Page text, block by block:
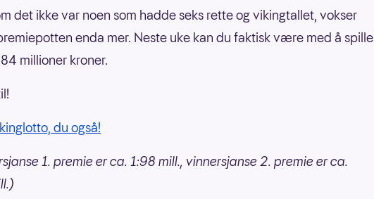
det ikke var noen som hadde seks rette og vikingtallet, vokser
enda mer. Neste uke kan du faktisk være med å spille
millioner kroner.
du også!
1. premie er ca. 1:98 mill., vinnersjanse 2. premie er ca.